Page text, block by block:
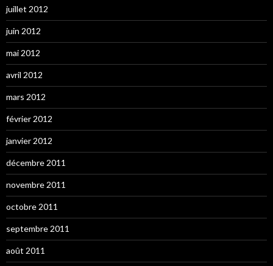
juillet 2012
juin 2012
mai 2012
avril 2012
mars 2012
février 2012
janvier 2012
décembre 2011
novembre 2011
octobre 2011
septembre 2011
août 2011